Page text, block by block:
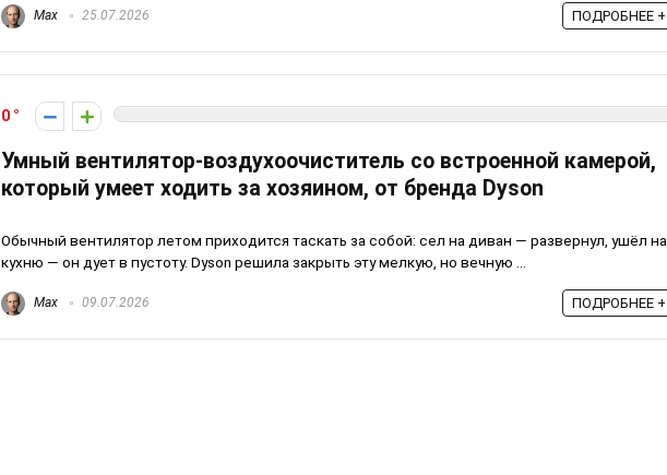
Max 25.07.2026 ПОДРОБНЕЕ +
0
Умный вентилятор-воздухоочиститель со встроенной камерой,
который умеет ходить за хозяином, от бренда Dyson
Обычный вентилятор летом приходится таскать за собой: сел на диван — развернул, ушёл на
кухню — он дует в пустоту. Dyson решила закрыть эту мелкую, но вечную ...
Max 09.07.2026 ПОДРОБНЕЕ +